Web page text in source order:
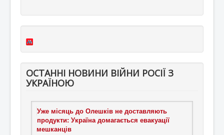
ОСТАННІ НОВИНИ ВІЙНИ РОСІЇ З
УКРАЇНОЮ
Уже місяць до Олешків не доставляють
продукти: Україна домагається евакуації
мешканців